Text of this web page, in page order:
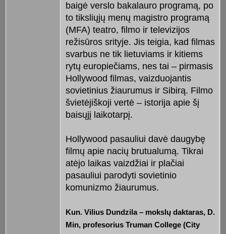
baigė verslo bakalauro programą, po
to tiksliųjų menų magistro programą
(MFA) teatro, filmo ir televizijos
režisūros srityje. Jis teigia, kad filmas
svarbus ne tik lietuviams ir kitiems
rytų europiečiams, nes tai – pirmasis
Hollywood filmas, vaizduojantis
sovietinius žiaurumus ir Sibirą. Filmo
švietėjiškoji vertė – istorija apie šį
baisųjį laikotarpį.
Hollywood pasauliui davė daugybę
filmų apie nacių brutualumą. Tikrai
atėjo laikas vaizdžiai ir plačiai
pasauliui parodyti sovietinio
komunizmo žiaurumus.
Kun. Vilius Dundzila – mokslų daktaras, D.
Min, profesorius Truman College (City